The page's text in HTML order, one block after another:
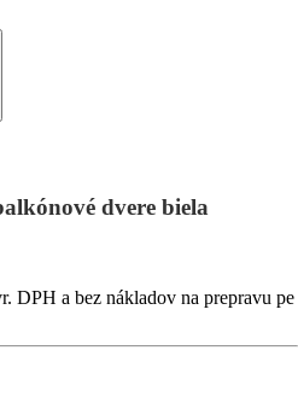
dvere biela
a bez nákladov na prepravu pe